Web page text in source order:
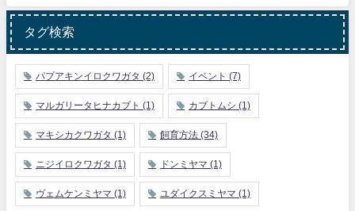
タグ検索
パプアキンイロクワガタ (2) イベント (7)
マルガリータヒナカブト (1) カブトムシ (1)
マキシカクワガタ (1) 飼育方法 (34)
ニジイロクワガタ (1) ドンミヤマ (1)
ヴェムケンミヤマ (1) ユダイクスミヤマ (1)